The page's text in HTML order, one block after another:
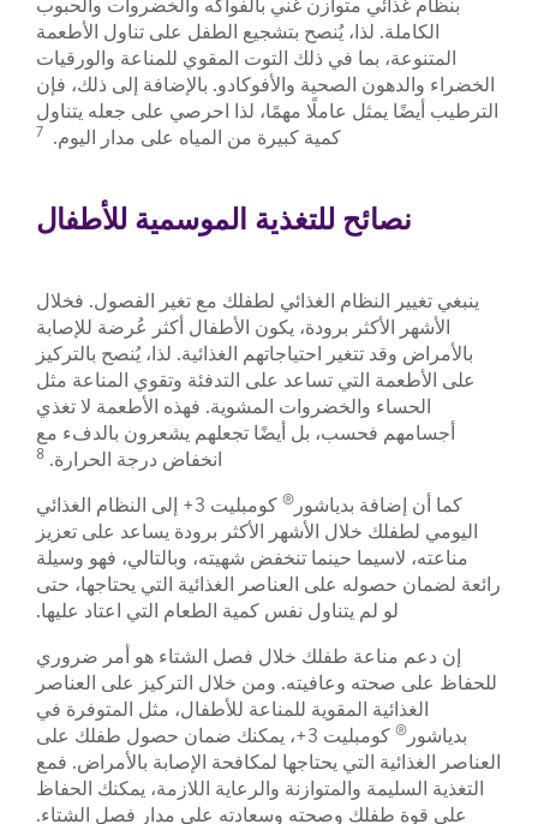
الكاملة. لذا، يُنصح بتشجيع الطفل على تناول الأطعمة
المتنوعة، بما في ذلك التوت المقوي للمناعة والورقيات
الخضراء والدهون الصحية والأفوكادو. بالإضافة إلى ذلك، فإن
الترطيب أيضًا يمثل عاملًا مهمًا، لذا احرصي على جعله يتناول
كمية كبيرة من المياه على مدار اليوم. 7
نصائح للتغذية الموسمية للأطفال
ينبغي تغيير النظام الغذائي لطفلك مع تغير الفصول. فخلال
الأشهر الأكثر برودة، يكون الأطفال أكثر عُرضة للإصابة
بالأمراض وقد تتغير احتياجاتهم الغذائية. لذا، يُنصح بالتركيز
على الأطعمة التي تساعد على التدفئة وتقوي المناعة مثل
الحساء والخضروات المشوية. فهذه الأطعمة لا تغذي
أجسامهم فحسب، بل أيضًا تجعلهم يشعرون بالدفء مع
انخفاض درجة الحرارة. 8
كما أن إضافة بدياشور ®
كومبليت 3+ إلى النظام الغذائي
اليومي لطفلك خلال الأشهر الأكثر برودة يساعد على تعزيز
مناعته، لاسيما حينما تنخفض شهيته، وبالتالي، فهو وسيلة
رائعة لضمان حصوله على العناصر الغذائية التي يحتاجها، حتى
لو لم يتناول نفس كمية الطعام التي اعتاد عليها.
إن دعم مناعة طفلك خلال فصل الشتاء هو أمر ضروري
للحفاظ على صحته وعافيته. ومن خلال التركيز على العناصر
الغذائية المقوية للمناعة للأطفال، مثل المتوفرة في
بدياشور ®
كومبليت 3+، يمكنك ضمان حصول طفلك على
العناصر الغذائية التي يحتاجها لمكافحة الإصابة بالأمراض. فمع
التغذية السليمة والمتوازنة والرعاية اللازمة، يمكنك الحفاظ
على قوة طفلك وصحته وسعادته على مدار فصل الشتاء.